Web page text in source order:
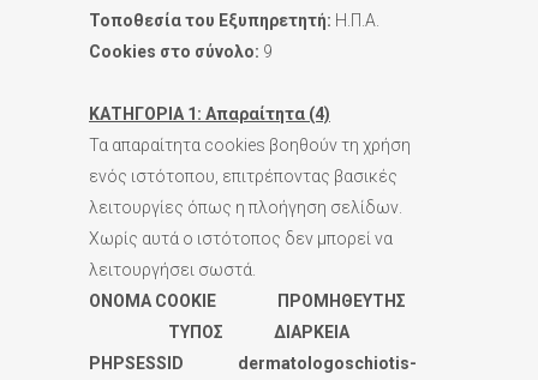
Τοποθεσία του Εξυπηρετητή: Η.Π.Α.
Cookies στο σύνολο: 9
ΚΑΤΗΓΟΡΙΑ 1: Απαραίτητα (4)
Τα απαραίτητα cookies βοηθούν τη χρήση
ενός ιστότοπου, επιτρέποντας βασικές
λειτουργίες όπως η πλοήγηση σελίδων.
Χωρίς αυτά ο ιστότοπος δεν μπορεί να
λειτουργήσει σωστά.
ONOMA COOKIE ΠΡΟΜΗΘΕΥΤΗΣ
ΤΥΠΟΣ ΔΙΑΡΚΕΙΑ
PHPSESSID dermatologoschiotis-